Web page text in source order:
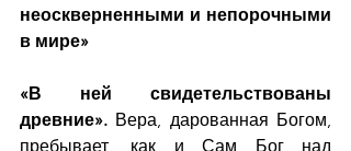
неоскверненными и непорочными
в мире»
«В ней свидетельствованы
древние». Вера, дарованная Богом,
пребывает, как и Сам Бог над